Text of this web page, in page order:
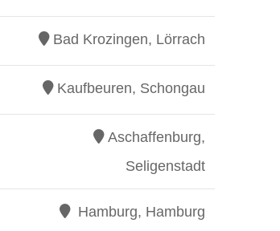
Bad Krozingen, Lörrach
Kaufbeuren, Schongau
Aschaffenburg,
Seligenstadt
Hamburg, Hamburg